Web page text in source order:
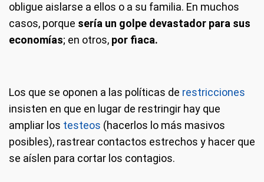
obligue aislarse a ellos o a su familia. En muchos
casos, porque sería un golpe devastador para sus
economías; en otros, por fiaca.
Los que se oponen a las políticas de restricciones
insisten en que en lugar de restringir hay que
ampliar los testeos (hacerlos lo más masivos
posibles), rastrear contactos estrechos y hacer que
se aíslen para cortar los contagios.